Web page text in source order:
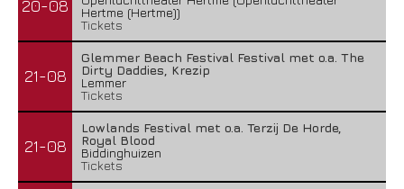
20-08
Hertme (Hertme))
Tickets
21-08
Glemmer Beach Festival Festival met o.a. The
Dirty Daddies, Krezip
Lemmer
Tickets
21-08
Lowlands Festival met o.a. Terzij De Horde,
Royal Blood
Biddinghuizen
Tickets